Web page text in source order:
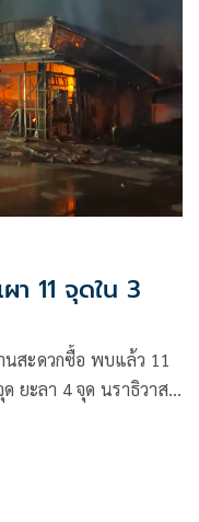
า 11 จุดใน 3
นสะดวกซื้อ พบแล้ว 11
ยะลา 4 จุด นราธิวาส